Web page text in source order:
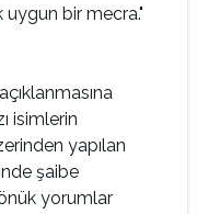
bir mecra."
isimlerin
yapılan
şaibe
yorumlar